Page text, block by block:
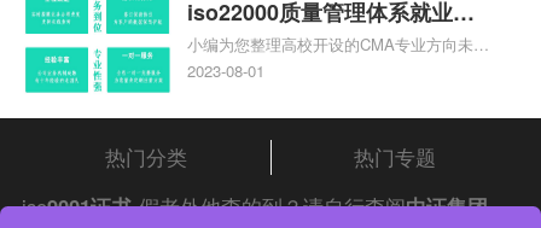
标准是什么相关iso体系认证知识，详情可
查看下方正文！
iso22000质量管理体系就业方
向，质量管理与认证就业方向
小编为您整理高校开设的CMA专业方向未来
就业前景及就业方向如何、cma就业方向有
和cma未来就业方向、大学生考完cma，就
哪些就业方向相关iso体系认证知识，详情
可查看下方正文！
2023-08-01
热门分类
热门专题
iso9001证书 假老外他查的到？请自行查阅中证集团